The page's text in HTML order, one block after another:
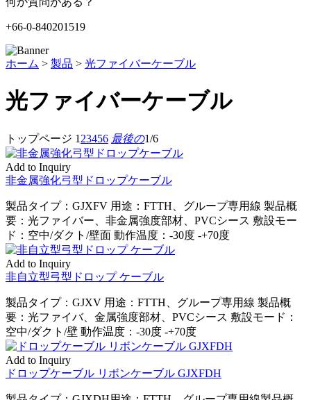
+66-0-840201519
ホーム > 製品 > 光ファイバーケーブル
光ファイバーケーブル
トップページ 1 23456 最後の1/6
Add to Inquiry
非金属強化弓型ドロップケーブル
製品タイプ：GJXFV 用途：FTTH、グループ専用線 製品概
要：光ファイバー、非金属強度部材、PVCシース 敷設モー
ド：空中/ダクト/壁面 動作温度：-30度 -+70度
Add to Inquiry
非自立型弓型ドロップ ケーブル
製品タイプ：GJXV 用途：FTTH、グループ専用線 製品概
要：光ファイバ、金属強度部材、PVCシース 敷設モード：
空中/ダクト/壁 動作温度：-30度 -+70度
Add to Inquiry
ドロップケーブル リボンケーブル GJXFDH